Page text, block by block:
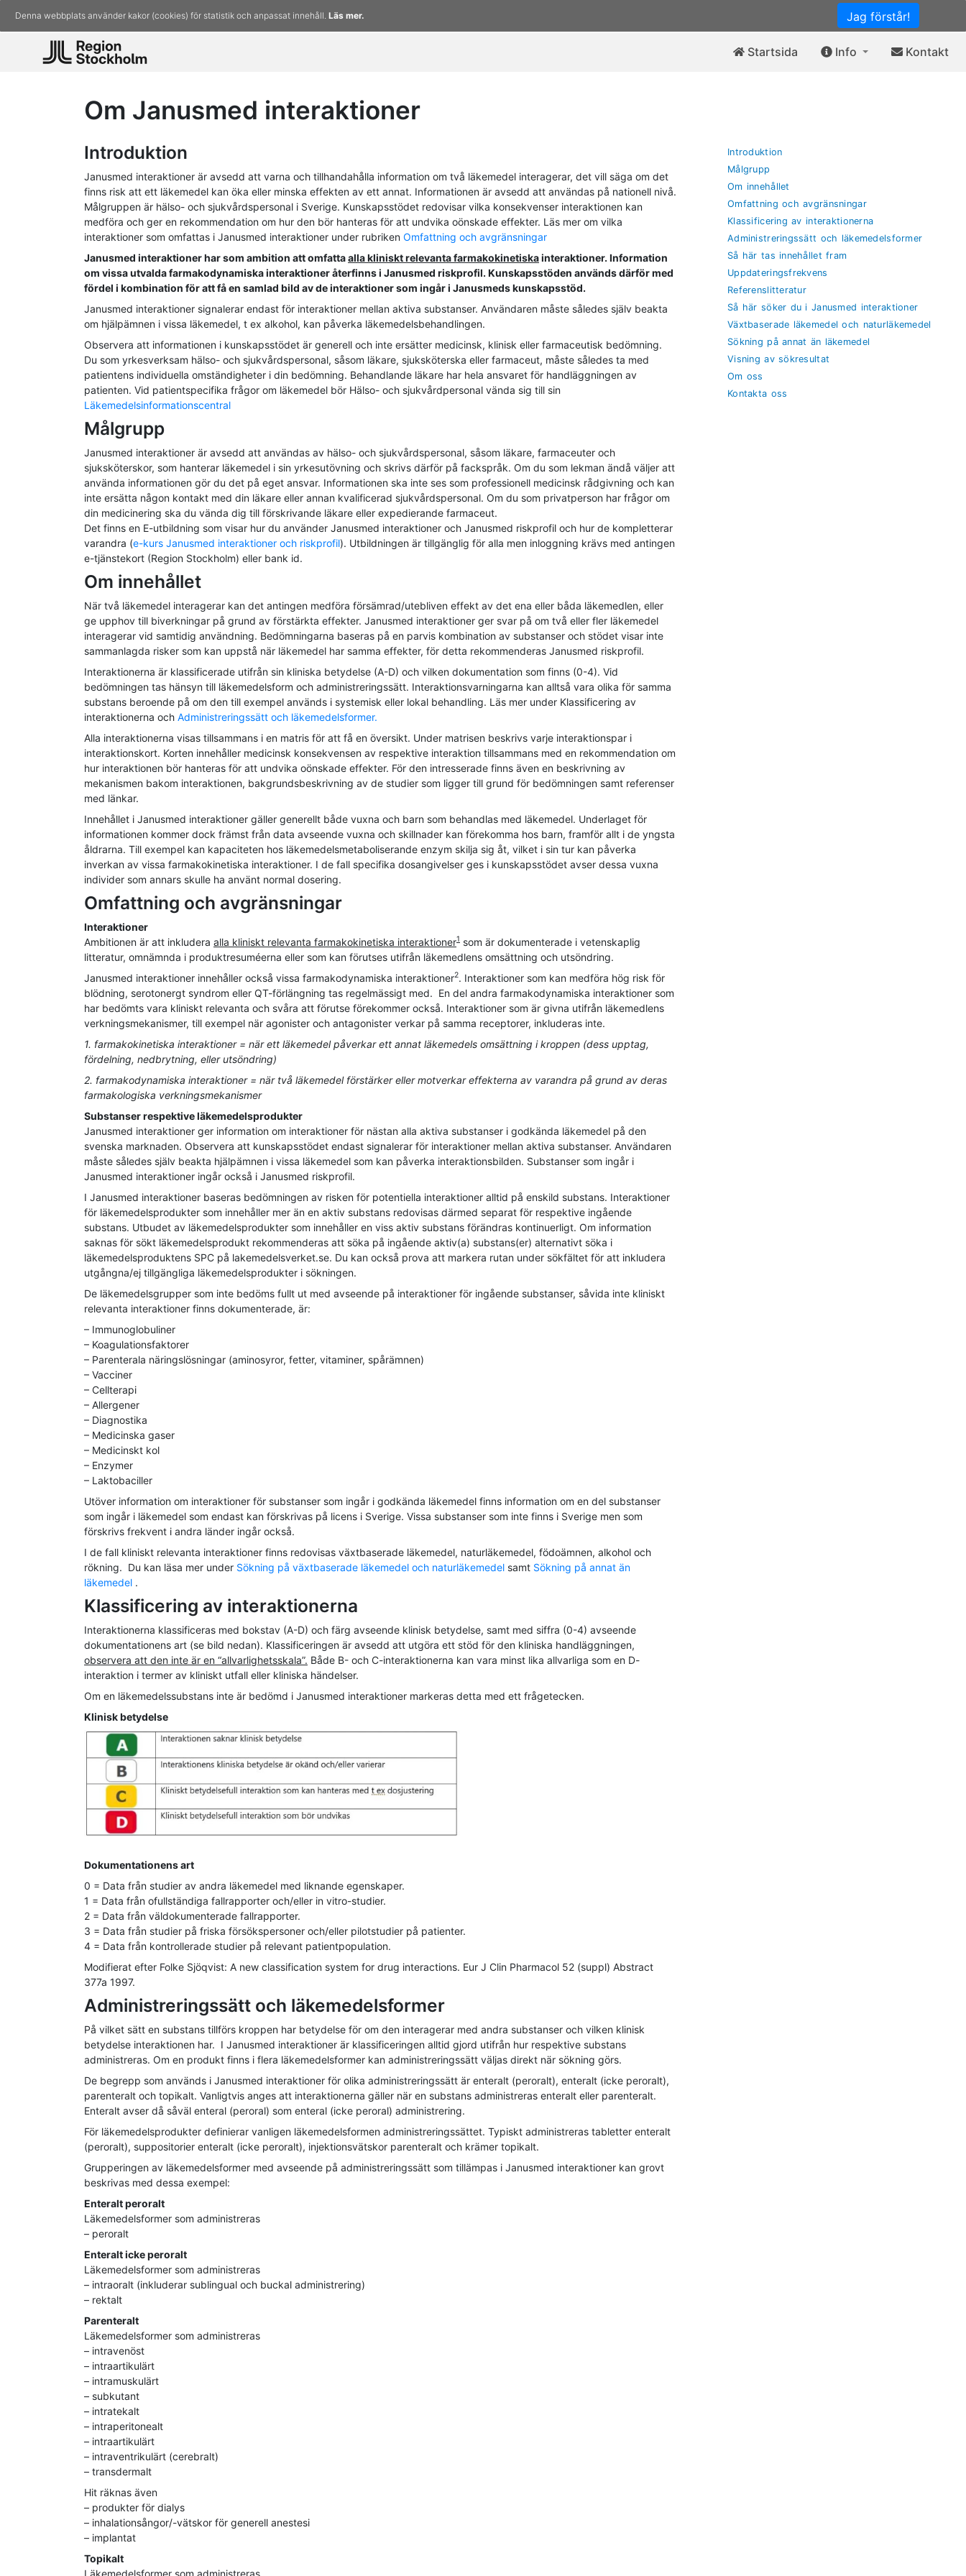
Jag förstår!
Denna webbplats använder kakor (cookies) för statistik och anpassat innehåll. Läs mer.
Startsida Info Kontakt
Om Janusmed interaktioner
Introduktion
Janusmed interaktioner är avsedd att varna och tillhandahålla information om två läkemedel interagerar, det vill säga om det
finns risk att ett läkemedel kan öka eller minska effekten av ett annat. Informationen är avsedd att användas på nationell nivå.
Målgruppen är hälso- och sjukvårdspersonal i Sverige. Kunskapsstödet redovisar vilka konsekvenser interaktionen kan
medföra och ger en rekommendation om hur den bör hanteras för att undvika oönskade effekter. Läs mer om vilka
interaktioner som omfattas i Janusmed interaktioner under rubriken Omfattning och avgränsningar
Janusmed interaktioner har som ambition att omfattaalla kliniskt relevanta farmakokinetiskainteraktioner. Information
om vissa utvalda farmakodynamiska interaktioner återfinns i Janusmed riskprofil. Kunskapsstöden används därför med
fördel i kombination för att få en samlad bild av de interaktioner som ingår i Janusmeds kunskapsstöd.
Janusmed interaktioner signalerar endast för interaktioner mellan aktiva substanser. Användaren måste således själv beakta
om hjälpämnen i vissa läkemedel, t ex alkohol, kan påverka läkemedelsbehandlingen.
Observera att informationen i kunskapsstödet är generell och inte ersätter medicinsk, klinisk eller farmaceutisk bedömning.
Du som yrkesverksam hälso- och sjukvårdspersonal, såsom läkare, sjuksköterska eller farmaceut, måste således ta med
patientens individuella omständigheter i din bedömning. Behandlande läkare har hela ansvaret för handläggningen av
patienten. Vid patientspecifika frågor om läkemedel bör Hälso- och sjukvårdpersonal vända sig till sin
Läkemedelsinformationscentral
Målgrupp
Janusmed interaktioner är avsedd att användas av hälso- och sjukvårdspersonal, såsom läkare, farmaceuter och
sjuksköterskor, som hanterar läkemedel i sin yrkesutövning och skrivs därför på fackspråk. Om du som lekman ändå väljer att
använda informationen gör du det på eget ansvar. Informationen ska inte ses som professionell medicinsk rådgivning och kan
inte ersätta någon kontakt med din läkare eller annan kvalificerad sjukvårdspersonal. Om du som privatperson har frågor om
din medicinering ska du vända dig till förskrivande läkare eller expedierande farmaceut.
Det finns en E-utbildning som visar hur du använder Janusmed interaktioner och Janusmed riskprofil och hur de kompletterar
varandra (e-kurs Janusmed interaktioner och riskprofil). Utbildningen är tillgänglig för alla men inloggning krävs med antingen
e-tjänstekort (Region Stockholm) eller bank id.
Om innehållet
När två läkemedel interagerar kan det antingen medföra försämrad/utebliven effekt av det ena eller båda läkemedlen, eller
ge upphov till biverkningar på grund av förstärkta effekter. Janusmed interaktioner ger svar på om två eller fler läkemedel
interagerar vid samtidig användning. Bedömningarna baseras på en parvis kombination av substanser och stödet visar inte
sammanlagda risker som kan uppstå när läkemedel har samma effekter, för detta rekommenderas Janusmed riskprofil.
Interaktionerna är klassificerade utifrån sin kliniska betydelse (A-D) och vilken dokumentation som finns (0-4). Vid
bedömningen tas hänsyn till läkemedelsform och administreringssätt. Interaktionsvarningarna kan alltså vara olika för samma
substans beroende på om den till exempel används i systemisk eller lokal behandling. Läs mer under Klassificering av
interaktionerna och Administreringssätt och läkemedelsformer.
Alla interaktionerna visas tillsammans i en matris för att få en översikt. Under matrisen beskrivs varje interaktionspar i
interaktionskort. Korten innehåller medicinsk konsekvensen av respektive interaktion tillsammans med en rekommendation om
hur interaktionen bör hanteras för att undvika oönskade effekter. För den intresserade finns även en beskrivning av
mekanismen bakom interaktionen, bakgrundsbeskrivning av de studier som ligger till grund för bedömningen samt referenser
med länkar.
Innehållet i Janusmed interaktioner gäller generellt både vuxna och barn som behandlas med läkemedel. Underlaget för
informationen kommer dock främst från data avseende vuxna och skillnader kan förekomma hos barn, framför allt i de yngsta
åldrarna. Till exempel kan kapaciteten hos läkemedelsmetaboliserande enzym skilja sig åt, vilket i sin tur kan påverka
inverkan av vissa farmakokinetiska interaktioner. I de fall specifika dosangivelser ges i kunskapsstödet avser dessa vuxna
individer som annars skulle ha använt normal dosering.
Omfattning och avgränsningar
Interaktioner
Ambitionen är att inkludera alla kliniskt relevanta farmakokinetiska interaktioner1 som är dokumenterade i vetenskaplig
litteratur, omnämnda i produktresuméerna eller som kan förutses utifrån läkemedlens omsättning och utsöndring.
Janusmed interaktioner innehåller också vissa farmakodynamiska interaktioner2. Interaktioner som kan medföra hög risk för
blödning, serotonergt syndrom eller QT-förlängning tas regelmässigt med. En del andra farmakodynamiska interaktioner som
har bedömts vara kliniskt relevanta och svåra att förutse förekommer också. Interaktioner som är givna utifrån läkemedlens
verkningsmekanismer, till exempel när agonister och antagonister verkar på samma receptorer, inkluderas inte.
1. farmakokinetiska interaktioner = när ett läkemedel påverkar ett annat läkemedels omsättning i kroppen (dess upptag,
fördelning, nedbrytning, eller utsöndring)
2. farmakodynamiska interaktioner = när två läkemedel förstärker eller motverkar effekterna av varandra på grund av deras
farmakologiska verkningsmekanismer
Substanser respektive läkemedelsprodukter
Janusmed interaktioner ger information om interaktioner för nästan alla aktiva substanser i godkända läkemedel på den
svenska marknaden. Observera att kunskapsstödet endast signalerar för interaktioner mellan aktiva substanser. Användaren
måste således själv beakta hjälpämnen i vissa läkemedel som kan påverka interaktionsbilden. Substanser som ingår i
Janusmed interaktioner ingår också i Janusmed riskprofil.
I Janusmed interaktioner baseras bedömningen av risken för potentiella interaktioner alltid på enskild substans. Interaktioner
för läkemedelsprodukter som innehåller mer än en aktiv substans redovisas därmed separat för respektive ingående
substans. Utbudet av läkemedelsprodukter som innehåller en viss aktiv substans förändras kontinuerligt. Om information
saknas för sökt läkemedelsprodukt rekommenderas att söka på ingående aktiv(a) substans(er) alternativt söka i
läkemedelsproduktens SPC på lakemedelsverket.se. Du kan också prova att markera rutan under sökfältet för att inkludera
utgångna/ej tillgängliga läkemedelsprodukter i sökningen.
De läkemedelsgrupper som inte bedöms fullt ut med avseende på interaktioner för ingående substanser, såvida inte kliniskt
relevanta interaktioner finns dokumenterade, är:
– Immunoglobuliner
– Koagulationsfaktorer
– Parenterala näringslösningar (aminosyror, fetter, vitaminer, spårämnen)
– Vacciner
– Cellterapi
– Allergener
– Diagnostika
– Medicinska gaser
– Medicinskt kol
– Enzymer
– Laktobaciller
Utöver information om interaktioner för substanser som ingår i godkända läkemedel finns information om en del substanser
som ingår i läkemedel som endast kan förskrivas på licens i Sverige. Vissa substanser som inte finns i Sverige men som
förskrivs frekvent i andra länder ingår också.
I de fall kliniskt relevanta interaktioner finns redovisas växtbaserade läkemedel, naturläkemedel, födoämnen, alkohol och
rökning. Du kan läsa mer under Sökning på växtbaserade läkemedel och naturläkemedel samt Sökning på annat än
läkemedel .
Klassificering av interaktionerna
Interaktionerna klassificeras med bokstav (A-D) och färg avseende klinisk betydelse, samt med siffra (0-4) avseende
dokumentationens art (se bild nedan). Klassificeringen är avsedd att utgöra ett stöd för den kliniska handläggningen,
observera att den inte är en “allvarlighetsskala”. Både B- och C-interaktionerna kan vara minst lika allvarliga som en D-
interaktion i termer av kliniskt utfall eller kliniska händelser.
Om en läkemedelssubstans inte är bedömd i Janusmed interaktioner markeras detta med ett frågetecken.
Klinisk betydelse
Dokumentationens art
0 = Data från studier av andra läkemedel med liknande egenskaper.
1 = Data från ofullständiga fallrapporter och/eller in vitro-studier.
2 = Data från väldokumenterade fallrapporter.
3 = Data från studier på friska försökspersoner och/eller pilotstudier på patienter.
4 = Data från kontrollerade studier på relevant patientpopulation.
Modifierat efter Folke Sjöqvist: A new classification system for drug interactions. Eur J Clin Pharmacol 52 (suppl) Abstract
377a 1997.
Administreringssätt och läkemedelsformer
På vilket sätt en substans tillförs kroppen har betydelse för om den interagerar med andra substanser och vilken klinisk
betydelse interaktionen har. I Janusmed interaktioner är klassificeringen alltid gjord utifrån hur respektive substans
administreras. Om en produkt finns i flera läkemedelsformer kan administreringssätt väljas direkt när sökning görs.
De begrepp som används i Janusmed interaktioner för olika administreringssätt är enteralt (peroralt), enteralt (icke peroralt),
parenteralt och topikalt. Vanligtvis anges att interaktionerna gäller när en substans administreras enteralt eller parenteralt.
Enteralt avser då såväl enteral (peroral) som enteral (icke peroral) administrering.
För läkemedelsprodukter definierar vanligen läkemedelsformen administreringssättet. Typiskt administreras tabletter enteralt
(peroralt), suppositorier enteralt (icke peroralt), injektionsvätskor parenteralt och krämer topikalt.
Grupperingen av läkemedelsformer med avseende på administreringssätt som tillämpas i Janusmed interaktioner kan grovt
beskrivas med dessa exempel:
Enteralt peroralt
Läkemedelsformer som administreras
– peroralt
Enteralt icke peroralt
Läkemedelsformer som administreras
– intraoralt (inkluderar sublingual och buckal administrering)
– rektalt
Parenteralt
Läkemedelsformer som administreras
– intravenöst
– intraartikulärt
– intramuskulärt
– subkutant
– intratekalt
– intraperitonealt
– intraartikulärt
– intraventrikulärt (cerebralt)
– transdermalt
Hit räknas även
– produkter för dialys
– inhalationsångor/-vätskor för generell anestesi
– implantat
Topikalt
Läkemedelsformer som administreras
Introduktion
Målgrupp
Om innehållet
Omfattning och avgränsningar
Klassificering av interaktionerna
Administreringssätt och läkemedelsformer
Så här tas innehållet fram
Uppdateringsfrekvens
Referenslitteratur
Så här söker du i Janusmed interaktioner
Växtbaserade läkemedel och naturläkemedel
Sökning på annat än läkemedel
Visning av sökresultat
Om oss
Kontakta oss